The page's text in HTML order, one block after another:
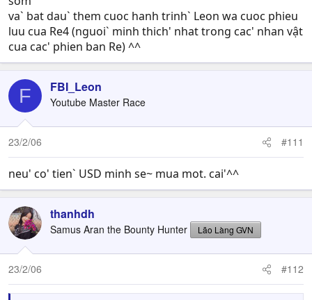
va` bat dau` them cuoc hanh trinh` Leon wa cuoc phieu
luu cua Re4 (nguoi` minh thich' nhat trong cac' nhan vật
cua cac' phien ban Re) ^^
F FBI_Leon
Youtube Master Race
23/2/06 #111
neu' co' tien` USD minh se~ mua mot. cai'^^
thanhdh
Samus Aran the Bounty Hunter Lão Làng GVN
23/2/06 #112